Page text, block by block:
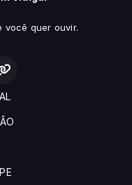
você quer ouvir.